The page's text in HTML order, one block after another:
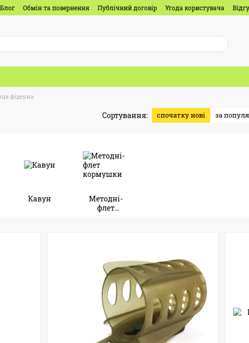
Блог Обмін та повернення Публічний договір Угода користувача
фідерна
Сортування: спочатку нові за
Кавун
Методні-
флет